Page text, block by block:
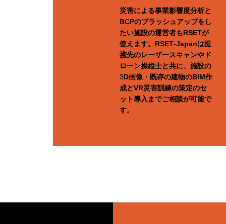
災害による事業影響度分析と
BCPのブラッシュアップをし
たい施設の運営者もRSETが
使えます。RSET-Japanは提
携先のレーザースキャンやド
ローン操縦士と共に、施設の
3D画像・既存の建物のBIM作
成とVR災害訓練の策定のセ
ット導入までご相談が可能で
す。